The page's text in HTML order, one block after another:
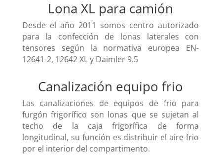
Lona XL para camión
Desde el año 2011 somos centro autorizado
para la confección de lonas laterales con
tensores según la normativa europea EN-
12641-2, 12642 XL y Daimler 9.5
Canalización equipo frio
Las canalizaciones de equipos de frio para
furgón frigorífico son lonas que se sujetan al
techo de la caja frigorífica de forma
longitudinal, su función es distribuir el aire frio
por el interior del compartimento.